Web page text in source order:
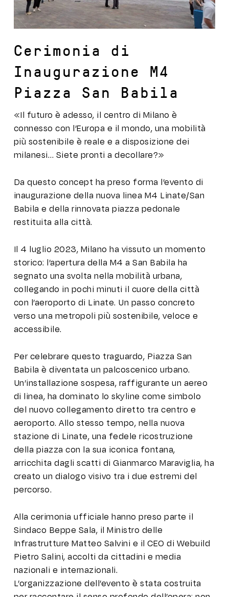
Cerimonia di
Inaugurazione M4
Piazza San Babila
«Il futuro è adesso, il centro di Milano è
connesso con l’Europa e il mondo, una mobilità
più sostenibile è reale e a disposizione dei
milanesi… Siete pronti a decollare?»
Da questo concept ha preso forma l’evento di
inaugurazione della nuova linea M4 Linate/San
Babila e della rinnovata piazza pedonale
restituita alla città.
Il 4 luglio 2023, Milano ha vissuto un momento
storico: l’apertura della M4 a San Babila ha
segnato una svolta nella mobilità urbana,
collegando in pochi minuti il cuore della città
con l’aeroporto di Linate. Un passo concreto
verso una metropoli più sostenibile, veloce e
accessibile.
Per celebrare questo traguardo, Piazza San
Babila è diventata un palcoscenico urbano.
Un’installazione sospesa, raffigurante un aereo
di linea, ha dominato lo skyline come simbolo
del nuovo collegamento diretto tra centro e
aeroporto. Allo stesso tempo, nella nuova
stazione di Linate, una fedele ricostruzione
della piazza con la sua iconica fontana,
arricchita dagli scatti di Gianmarco Maraviglia, ha
creato un dialogo visivo tra i due estremi del
percorso.
Alla cerimonia ufficiale hanno preso parte il
Sindaco Beppe Sala, il Ministro delle
Infrastrutture Matteo Salvini e il CEO di Webuild
Pietro Salini, accolti da cittadini e media
nazionali e internazionali.
L’organizzazione dell’evento è stata costruita